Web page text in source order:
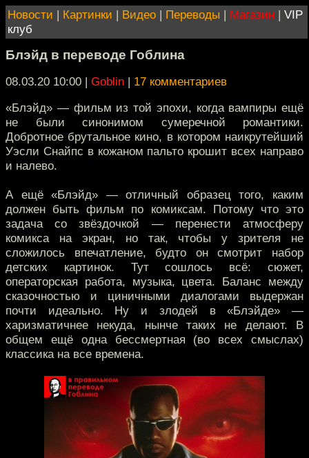
Новости | Картинки | Видео | Переводы | Магазин | VIP
клуб
Блэйд в переводе Гоблина
08.03.20 10:00 | Goblin | 17 комментариев
«Блэйд» — фильм из той эпохи, когда вампиры ещё
не были синонимом сумеречной романтики.
Добротное брутальное кино, в котором наикрутейший
Уэсли Снайпс в кожаном пальто крошит всех направо
и налево.
А ещё «Блэйд» — отличный образец того, каким
должен быть фильм по комиксам. Потому что это
задача со звёздочкой — перенести атмосферу
комикса на экран, но так, чтобы у зрителя не
сложилось впечатление, будто он смотрит набор
детских картинок. Тут сошлось всё: сюжет,
операторская работа, музыка, цвета. Баланс между
сказочностью и циничными диалогами выдержан
почти идеально. Ну и злодей в «Блэйде» —
харизматичнее некуда, нынче таких не делают. В
общем ещё одна бессмертная (во всех смыслах)
классика на все времена.